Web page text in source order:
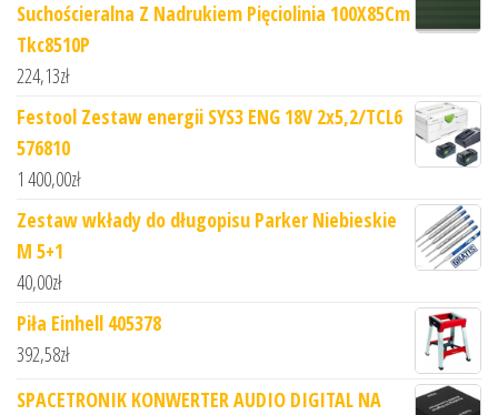
Suchościeralna Z Nadrukiem Pięciolinia 100X85Cm
Tkc8510P
224,13zł
Festool Zestaw energii SYS3 ENG 18V 2x5,2/TCL6
576810
1 400,00zł
Zestaw wkłady do długopisu Parker Niebieskie
M 5+1
40,00zł
Piła Einhell 405378
392,58zł
SPACETRONIK KONWERTER AUDIO DIGITAL NA